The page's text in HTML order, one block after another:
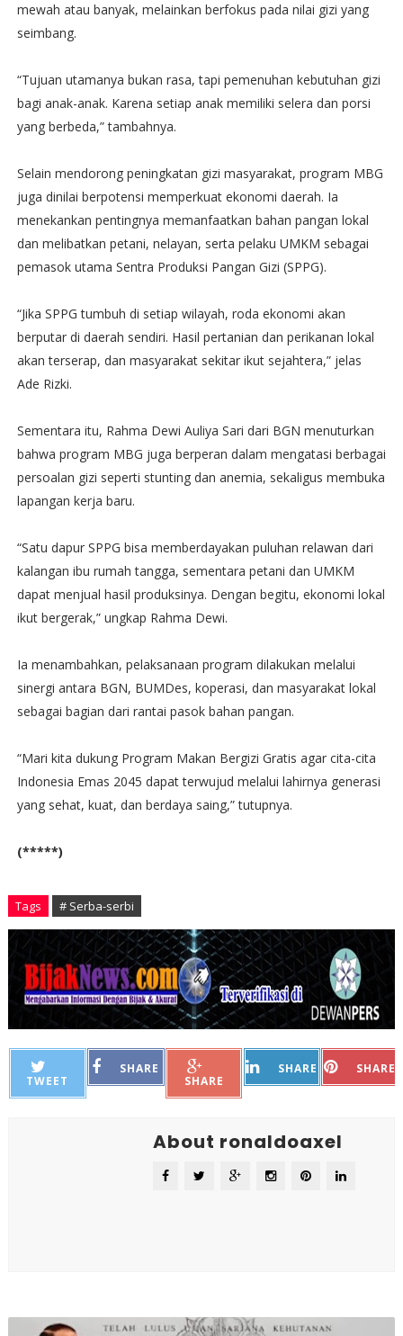
mewah atau banyak, melainkan berfokus pada nilai gizi yang
seimbang.
“Tujuan utamanya bukan rasa, tapi pemenuhan kebutuhan gizi
bagi anak-anak. Karena setiap anak memiliki selera dan porsi
yang berbeda,” tambahnya.
Selain mendorong peningkatan gizi masyarakat, program MBG
juga dinilai berpotensi memperkuat ekonomi daerah. Ia
menekankan pentingnya memanfaatkan bahan pangan lokal
dan melibatkan petani, nelayan, serta pelaku UMKM sebagai
pemasok utama Sentra Produksi Pangan Gizi (SPPG).
“Jika SPPG tumbuh di setiap wilayah, roda ekonomi akan
berputar di daerah sendiri. Hasil pertanian dan perikanan lokal
akan terserap, dan masyarakat sekitar ikut sejahtera,” jelas
Ade Rizki.
Sementara itu, Rahma Dewi Auliya Sari dari BGN menuturkan
bahwa program MBG juga berperan dalam mengatasi berbagai
persoalan gizi seperti stunting dan anemia, sekaligus membuka
lapangan kerja baru.
“Satu dapur SPPG bisa memberdayakan puluhan relawan dari
kalangan ibu rumah tangga, sementara petani dan UMKM
dapat menjual hasil produksinya. Dengan begitu, ekonomi lokal
ikut bergerak,” ungkap Rahma Dewi.
Ia menambahkan, pelaksanaan program dilakukan melalui
sinergi antara BGN, BUMDes, koperasi, dan masyarakat lokal
sebagai bagian dari rantai pasok bahan pangan.
“Mari kita dukung Program Makan Bergizi Gratis agar cita-cita
Indonesia Emas 2045 dapat terwujud melalui lahirnya generasi
yang sehat, kuat, dan berdaya saing,” tutupnya.
(*****)
Tags # Serba-serbi
TWEET
SHARE
SHARE
SHARE SHARE
About ronaldoaxel